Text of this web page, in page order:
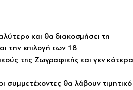
και θα διακοσμήσει τη
την επιλογή των 18
της Ζωγραφικής και γενικότερα
συμμετέχοντες θα λάβουν τιμητικό